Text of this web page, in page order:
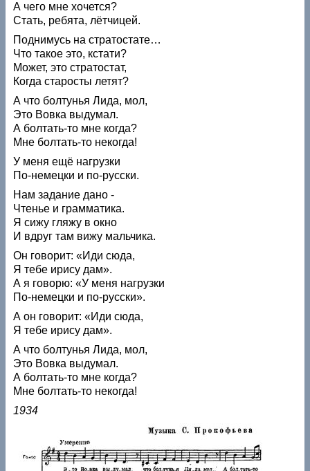
А чего мне хочется?
Стать, ребята, лётчицей.
Поднимусь на стратостате…
Что такое это, кстати?
Может, это стратостат,
Когда старосты летят?
А что болтунья Лида, мол,
Это Вовка выдумал.
А болтать-то мне когда?
Мне болтать-то некогда!
У меня ещё нагрузки
По-немецки и по-русски.
Нам задание дано -
Чтенье и грамматика.
Я сижу гляжу в окно
И вдруг там вижу мальчика.
Он говорит: «Иди сюда,
Я тебе ирису дам».
А я говорю: «У меня нагрузки
По-немецки и по-русски».
А он говорит: «Иди сюда,
Я тебе ирису дам».
А что болтунья Лида, мол,
Это Вовка выдумал.
А болтать-то мне когда?
Мне болтать-то некогда!
1934